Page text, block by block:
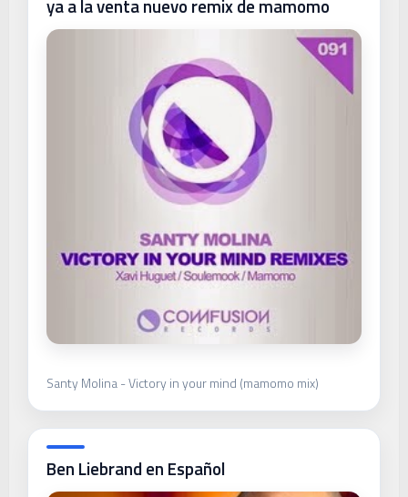
ya a la venta nuevo remix de mamomo
Santy Molina - Victory in your mind (mamomo mix)
Ben Liebrand en Español